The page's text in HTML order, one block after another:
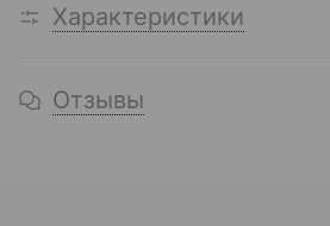
Характеристики
Отзывы